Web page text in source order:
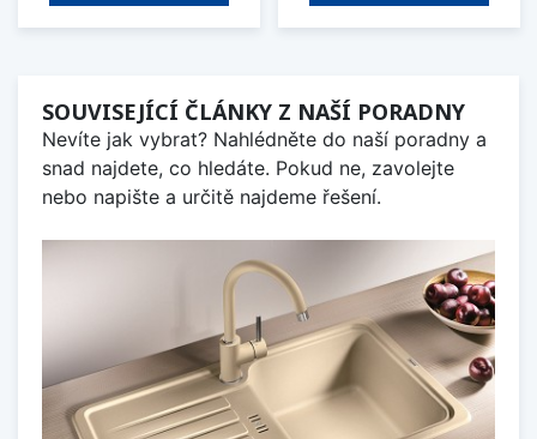
SOUVISEJÍCÍ ČLÁNKY Z NAŠÍ PORADNY
Nevíte jak vybrat? Nahlédněte do naší poradny a
snad najdete, co hledáte. Pokud ne, zavolejte
nebo napište a určitě najdeme řešení.